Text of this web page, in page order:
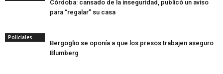
Córdoba: cansado de la inseguridad, publicó un aviso
para “regalar” su casa
Policiales
Bergoglio se oponía a que los presos trabajen aseguro
Blumberg